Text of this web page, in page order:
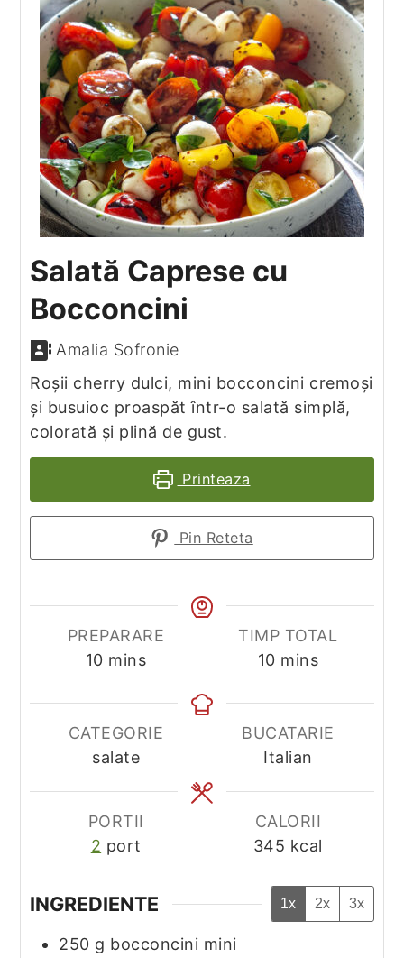
Salată Caprese cu
Bocconcini
Amalia Sofronie
Roșii cherry dulci, mini bocconcini cremoși
și busuioc proaspăt într-o salată simplă,
colorată și plină de gust.
Printeaza
Pin Reteta
PREPARARE
10minutes
mins
TIMP TOTAL
10minutes
mins
CATEGORIE
salate
BUCATARIE
Italian
PORTII
2 port
CALORII
345 kcal
INGREDIENTE 1x 2x 3x
250 g bocconcini mini